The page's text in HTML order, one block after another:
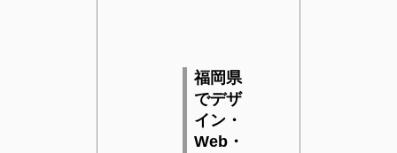
福岡県
でデザ
イン・
Web・